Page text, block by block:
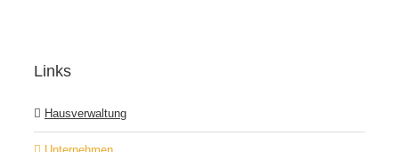
Links
Hausverwaltung